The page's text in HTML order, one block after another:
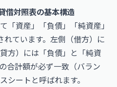
借対照表の基本構造
「資産」「負債」「純資産」
ています。左側（借方）に
方）には「負債」と「純資
合計額が必ず一致（バラン
シートと呼ばれます。